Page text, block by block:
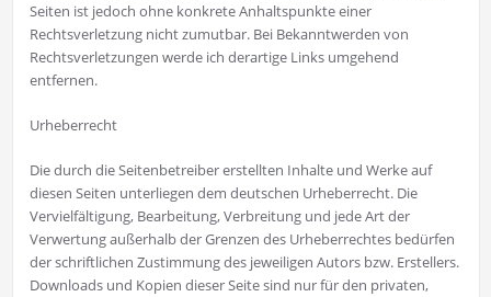
Seiten ist jedoch ohne konkrete Anhaltspunkte einer
Rechtsverletzung nicht zumutbar. Bei Bekanntwerden von
Rechtsverletzungen werde ich derartige Links umgehend
entfernen.
Urheberrecht
Die durch die Seitenbetreiber erstellten Inhalte und Werke auf
diesen Seiten unterliegen dem deutschen Urheberrecht. Die
Vervielfältigung, Bearbeitung, Verbreitung und jede Art der
Verwertung außerhalb der Grenzen des Urheberrechtes bedürfen
der schriftlichen Zustimmung des jeweiligen Autors bzw. Erstellers.
Downloads und Kopien dieser Seite sind nur für den privaten,